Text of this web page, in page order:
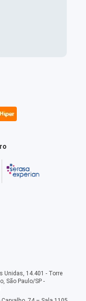
Unidas, 14.401 - Torre
São Paulo/SP -